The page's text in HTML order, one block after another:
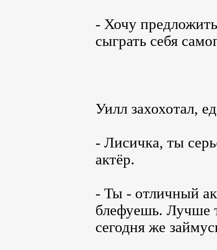
- Хочу
сыграть себя
Уилл захохотал,
- Лисичка, ты
актёр.
- Ты - отличный
блефуешь. Лучше
сегодня же